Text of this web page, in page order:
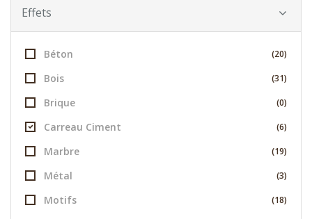
Effets
Béton (20)
Bois (31)
Brique (0)
Carreau Ciment (6)
Marbre (19)
Métal (3)
Motifs (18)